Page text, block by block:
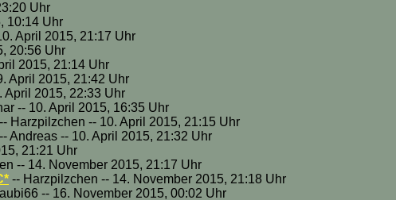
Uhr
10:14 Uhr
April 2015, 21:17 Uhr
20:56 Uhr
2015, 21:14 Uhr
April 2015, 21:42 Uhr
April 2015, 22:33 Uhr
-- 10. April 2015, 16:35 Uhr
-- Harzpilzchen -- 10. April 2015, 21:15 Uhr
-- Andreas -- 10. April 2015, 21:32 Uhr
21:21 Uhr
-- 14. November 2015, 21:17 Uhr
-- Harzpilzchen -- 14. November 2015, 21:18 Uhr
-- 16. November 2015, 00:02 Uhr